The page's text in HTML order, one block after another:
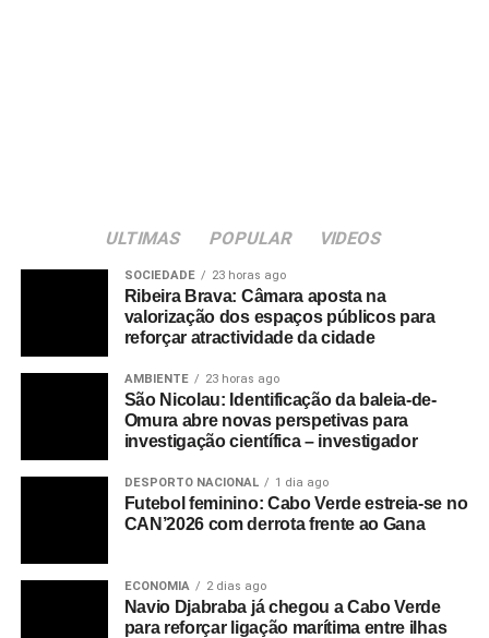
ULTIMAS POPULAR VIDEOS
SOCIEDADE 23 horas ago
Ribeira Brava: Câmara aposta na
valorização dos espaços públicos para
reforçar atractividade da cidade
AMBIENTE 23 horas ago
São Nicolau: Identificação da baleia-de-
Omura abre novas perspetivas para
investigação científica – investigador
DESPORTO NACIONAL 1 dia ago
Futebol feminino: Cabo Verde estreia-se no
CAN’2026 com derrota frente ao Gana
ECONOMIA 2 dias ago
Navio Djabraba já chegou a Cabo Verde
para reforçar ligação marítima entre ilhas